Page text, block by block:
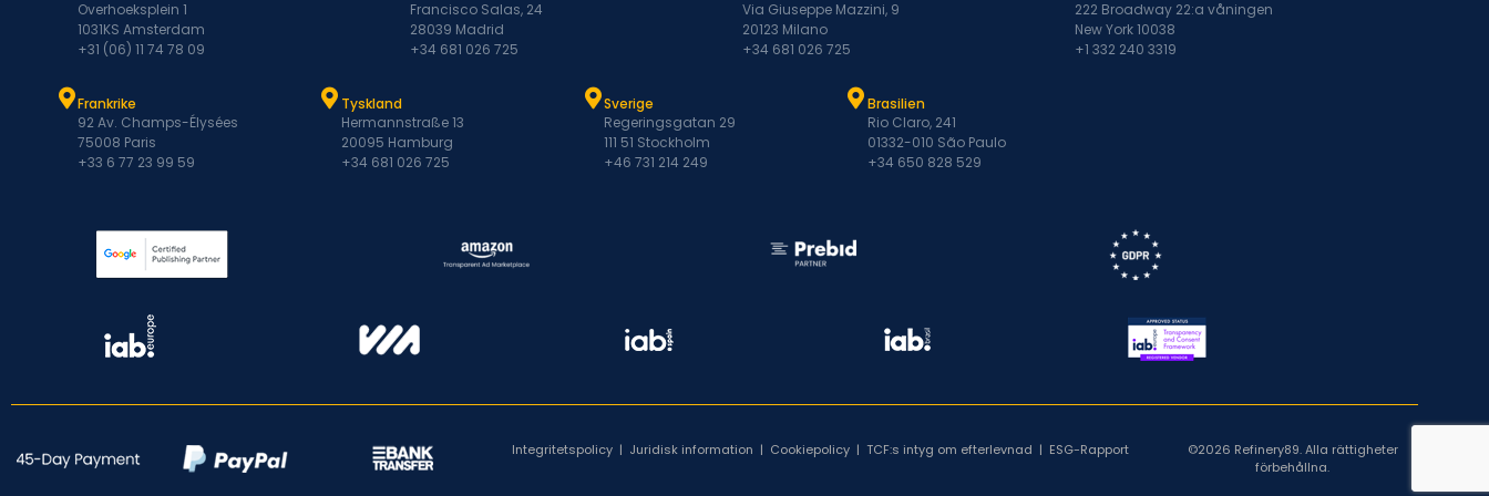
Overhoeksplein 1
1031KS Amsterdam
+31 (06) 11 74 78 09
Francisco Salas, 24
28039 Madrid
+34 681 026 725
Via Giuseppe Mazzini, 9
20123 Milano
+34 681 026 725
222 Broadway 22:a våningen
New York 10038
+1 332 240 3319
Frankrike
92 Av. Champs-Élysées
75008 Paris
+33 6 77 23 99 59
Tyskland
Hermannstraße 13
20095 Hamburg
+34 681 026 725
Sverige
Regeringsgatan 29
111 51 Stockholm
+46 731 214 249
Brasilien
Rio Claro, 241
01332-010 São Paulo
+34 650 828 529
Integritetspolicy | Juridisk information | Cookiepolicy |TCF:s intyg om efterlevnad | ESG-Rapport
©2026 Refinery89. Alla rättigheter
förbehållna.